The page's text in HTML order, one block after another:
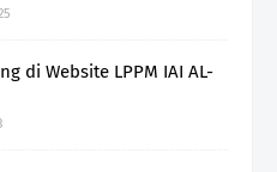
di Website LPPM IAI AL-